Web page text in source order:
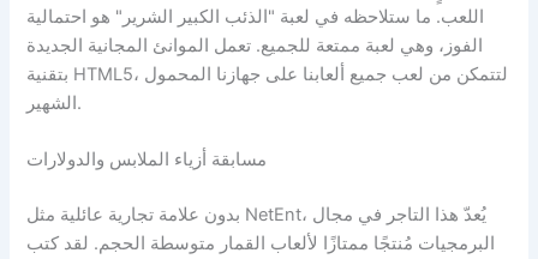
اللعب. ما ستلاحظه في لعبة "الذئب الكبير الشرير" هو احتمالية
الفوز، وهي لعبة ممتعة للجميع. تعمل الموانئ المجانية الجديدة
بتقنية HTML5، لتتمكن من لعب جميع ألعابنا على جهازنا المحمول
الشهير.
مسابقة أزياء الملابس والدولارات
بدون علامة تجارية عائلية مثل NetEnt، يُعدّ هذا التاجر في مجال
البرمجيات مُنتجًا ممتازًا لألعاب القمار متوسطة الحجم. لقد كتب